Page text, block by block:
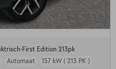
First Edition 213pk
Automaat 157 kW ( 213 PK )